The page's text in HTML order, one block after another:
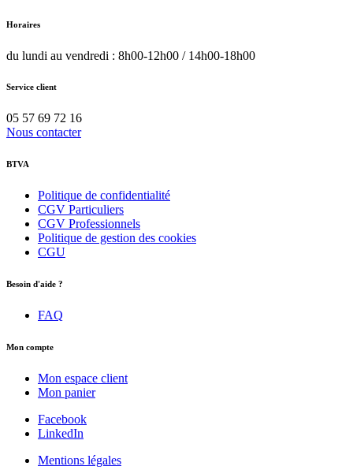
Horaires
du lundi au vendredi : 8h00-12h00 / 14h00-18h00
Service client
05 57 69 72 16
Nous contacter
BTVA
Politique de confidentialité
CGV Particuliers
CGV Professionnels
Politique de gestion des cookies
CGU
Besoin d'aide ?
FAQ
Mon compte
Mon espace client
Mon panier
Facebook
LinkedIn
Mentions légales